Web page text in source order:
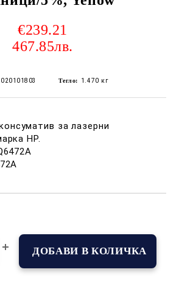
€239.21
467.85лв.
Тегло: 1.470 кг
за лазерни
HP.